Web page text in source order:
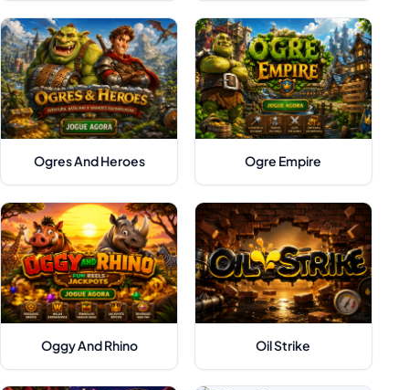
Ogres And Heroes Ogre Empire
Oggy And Rhino Oil Strike